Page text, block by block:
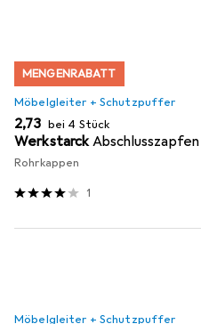
MENGENRABATT
Möbelgleiter + Schutzpuffer
EUR
2,73 bei 4 Stück
WerkstarckAbschlusszapfen
Rohrkappen
1
Möbelgleiter + Schutzpuffer